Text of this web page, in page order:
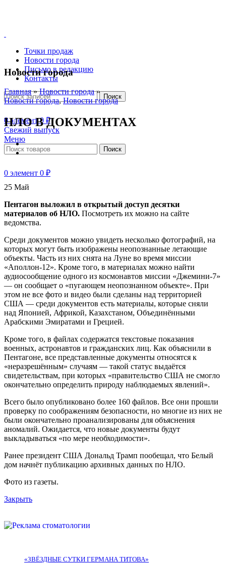
Точки продаж
Новости города
Письмо в редакцию
Контакты
Поиск
0элемент 0 ₽
Свежий выпуск
Меню
Поиск
0 элемент 0 ₽
Новости города
Главная»Новости города»
Новости города,Новости города
НЛО В ДОКУМЕНТАХ
25 Май
Пентагон выложил в открытый доступ десятки
материалов об НЛО. Посмотреть их можно на сайте
ведомства.
Среди документов можно увидеть несколько фотографий, на
которых могут быть изображены неопознанные летающие
объекты. Часть из них снята на Луне во время миссии
«Аполлон-12». Кроме того, в материалах можно найти
аудиосообщение одного из космонавтов миссии «Джемини-7»
— он сообщает о «пугающем неопознанном объекте». При
этом не все фото и видео были сделаны над территорией
США — среди документов есть материалы, которые сняли
над Японией, Африкой, Казахстаном, Объединёнными
Арабскими Эмиратами и Грецией.
Кроме того, в файлах содержатся текстовые показания
военных, астронавтов и гражданских лиц. Как объяснили в
Пентагоне, все представленные документы относятся к
«неразрешённым» случаям — такой статус выдаётся
свидетельствам, при которых «правительство США не смогло
окончательно определить природу наблюдаемых явлений».
Всего было опубликовано более 160 файлов. Все они прошли
проверку по соображениям безопасности, но многие из них не
были окончательно проанализированы для объяснения
аномалий. Ожидается, что новые документы будут
выкладываться «по мере необходимости».
Ранее президент США Дональд Трамп пообещал, что Белый
дом начнёт публикацию архивных данных по НЛО.
Фото из газеты.
Закрыть
«ЗВЁЗДНЫЕ СУТКИ ГЕРМАНА ТИТОВА»